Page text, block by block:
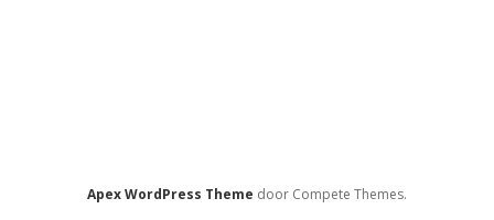
Apex WordPress Theme door Compete Themes.